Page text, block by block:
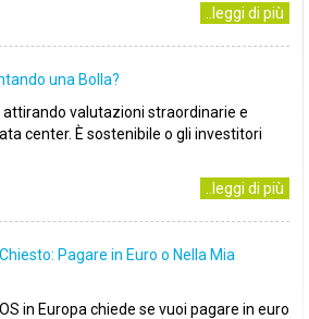
..leggi di più
una Bolla?
attirando valutazioni straordinarie e
center. È sostenibile o gli investitori
..leggi di più
Pagare in Euro o Nella Mia
in Europa chiede se vuoi pagare in euro